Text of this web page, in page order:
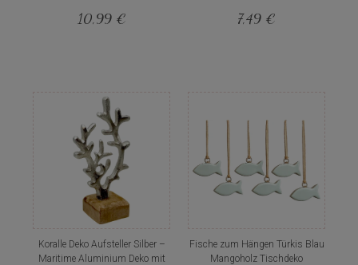
10,99 € 7,49 €
Koralle Deko Aufsteller Silber –
Maritime Aluminium Deko mit
Fische zum Hängen Türkis Blau
Mangoholz Tischdeko